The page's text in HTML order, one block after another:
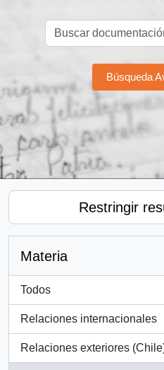
Búsqueda
Restringir
Materia
Todos
Relaciones internacionales
, 1 resultados
Relaciones exteriores
, 1 resultados